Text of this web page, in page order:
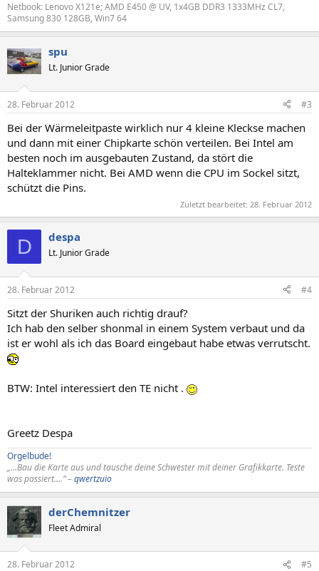
Netbook: Lenovo X121e; AMD E450 @ UV, 1x4GB DDR3 1333MHz CL7,
Samsung 830 128GB, Win7 64
spu
Lt. Junior Grade
28. Februar 2012 #3
Bei der Wärmeleitpaste wirklich nur 4 kleine Kleckse machen
und dann mit einer Chipkarte schön verteilen. Bei Intel am
besten noch im ausgebauten Zustand, da stört die
Halteklammer nicht. Bei AMD wenn die CPU im Sockel sitzt,
schützt die Pins.
Zuletzt bearbeitet: 28. Februar 2012
D despa
Lt. Junior Grade
28. Februar 2012 #4
Sitzt der Shuriken auch richtig drauf?
Ich hab den selber shonmal in einem System verbaut und da
ist er wohl als ich das Board eingebaut habe etwas verrutscht.
BTW: Intel interessiert den TE nicht .
Greetz Despa
Orgelbude!
„...Bau die Karte aus und tausche deine Schwester mit deiner Grafikkarte. Teste
was passiert....“ –qwertzuio
derChemnitzer
Fleet Admiral
28. Februar 2012 #5